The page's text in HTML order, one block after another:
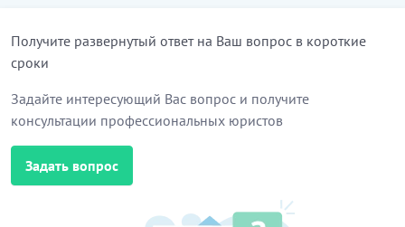
Получите развернутый ответ на Ваш вопрос в короткие
сроки
Задайте интересующий Вас вопрос и получите
консультации профессиональных юристов
Задать вопрос